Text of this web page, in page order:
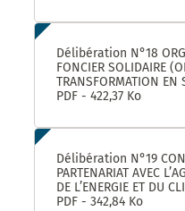
CULTURE OCCITANIE
CONVENTION DE
POUR LA
Délibération N°18
FONCIER SOLIDAIRE
TRANSFORMATION EN
COOPERATIVE
CAPITAL –
PDF - 422,37 Ko
Délibération N°19
PARTENARIAT AVEC
DE L’ENERGIE ET DU
MONTPELLIER
PDF - 342,84 Ko